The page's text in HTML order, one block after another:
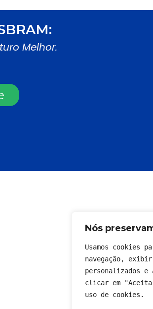
Nós
Usamos cookies
navegação,
personalizados
clicar em
uso de cookies.
Melhor.